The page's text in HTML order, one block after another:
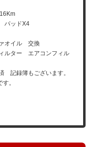
パッドX4
オイル 交換
ルター エアコンフィル
記録簿もございます。
。